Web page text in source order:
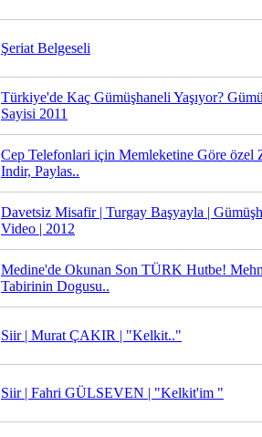
Şeriat Belgeseli
Türkiye'de Kaç Gümüşhaneli Yaşıyor?
Sayisi 2011
Cep Telefonlari için Memleketine Göre özel
Indir, Paylas..
Davetsiz Misafir | Turgay Başyayla |
Video | 2012
Medine'de Okunan Son TÜRK Hutbe!
Tabirinin Dogusu..
Siir | Murat ÇAKIR | "Kelkit.."
Siir | Fahri GÜLSEVEN | "Kelkit'im "